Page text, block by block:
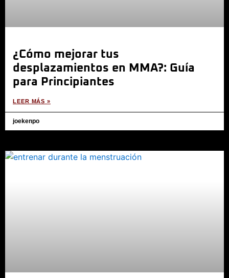
¿Cómo mejorar tus
desplazamientos en MMA?: Guía
para Principiantes
LEER MÁS »
joekenpo